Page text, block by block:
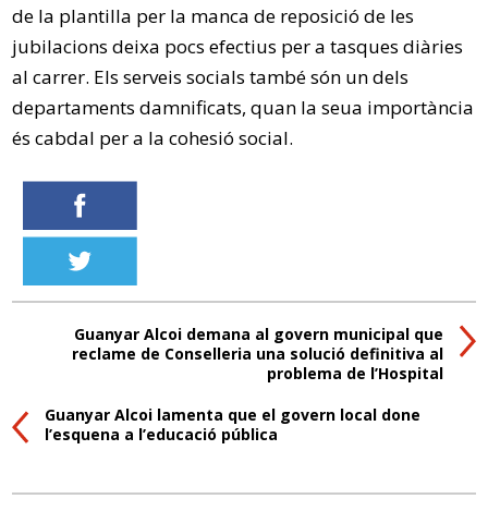
de la plantilla per la manca de reposició de les
jubilacions deixa pocs efectius per a tasques diàries
al carrer. Els serveis socials també són un dels
departaments damnificats, quan la seua importància
és cabdal per a la cohesió social.
Guanyar Alcoi demana al govern municipal que
reclame de Conselleria una solució definitiva al
problema de l’Hospital
Guanyar Alcoi lamenta que el govern local done
l’esquena a l’educació pública